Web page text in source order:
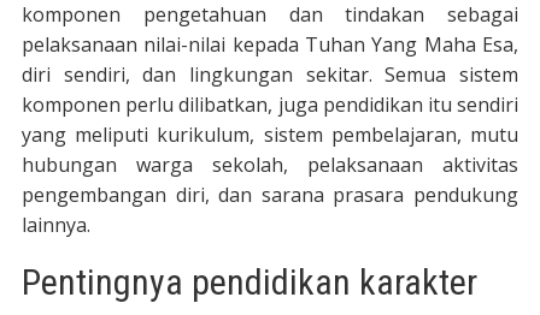
komponen pengetahuan dan tindakan sebagai
pelaksanaan nilai-nilai kepada Tuhan Yang Maha Esa,
diri sendiri, dan lingkungan sekitar. Semua sistem
komponen perlu dilibatkan, juga pendidikan itu sendiri
yang meliputi kurikulum, sistem pembelajaran, mutu
hubungan warga sekolah, pelaksanaan aktivitas
pengembangan diri, dan sarana prasara pendukung
lainnya.
Pentingnya pendidikan karakter